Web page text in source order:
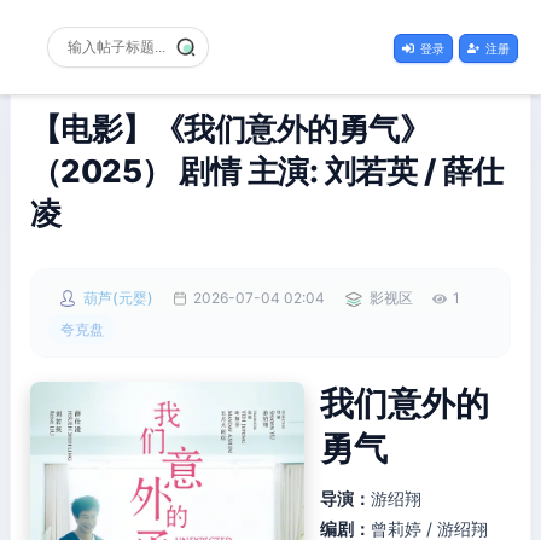
登录 注册
【电影】《我们意外的勇气》
（2025） 剧情 主演: 刘若英 / 薛仕
凌
葫芦(元婴) 2026-07-04 02:04 影视区
1
夸克盘
我们意外的
勇气
导演： 游绍翔
编剧： 曾莉婷 / 游绍翔